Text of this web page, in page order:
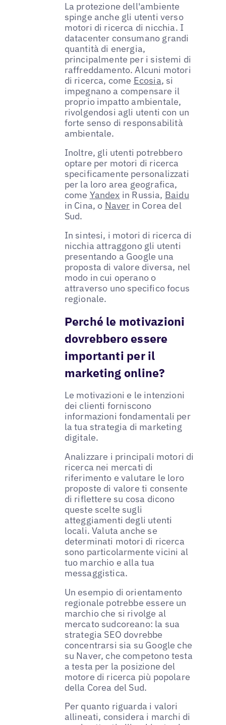
La protezione dell'ambiente
spinge anche gli utenti verso
motori di ricerca di nicchia. I
datacenter consumano grandi
quantità di energia,
principalmente per i sistemi di
raffreddamento. Alcuni motori
di ricerca, come Ecosia, si
impegnano a compensare il
proprio impatto ambientale,
rivolgendosi agli utenti con un
forte senso di responsabilità
ambientale.
Inoltre, gli utenti potrebbero
optare per motori di ricerca
specificamente personalizzati
per la loro area geografica,
come Yandex in Russia, Baidu
in Cina, o Naver in Corea del
Sud.
In sintesi, i motori di ricerca di
nicchia attraggono gli utenti
presentando a Google una
proposta di valore diversa, nel
modo in cui operano o
attraverso uno specifico focus
regionale.
Perché le motivazioni
dovrebbero essere
importanti per il
marketing online?
Le motivazioni e le intenzioni
dei clienti forniscono
informazioni fondamentali per
la tua strategia di marketing
digitale.
Analizzare i principali motori di
ricerca nei mercati di
riferimento e valutare le loro
proposte di valore ti consente
di riflettere su cosa dicono
queste scelte sugli
atteggiamenti degli utenti
locali. Valuta anche se
determinati motori di ricerca
sono particolarmente vicini al
tuo marchio e alla tua
messaggistica.
Un esempio di orientamento
regionale potrebbe essere un
marchio che si rivolge al
mercato sudcoreano: la sua
strategia SEO dovrebbe
concentrarsi sia su Google che
su Naver, che competono testa
a testa per la posizione del
motore di ricerca più popolare
della Corea del Sud.
Per quanto riguarda i valori
allineati, considera i marchi di